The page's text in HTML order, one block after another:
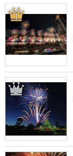
1
2